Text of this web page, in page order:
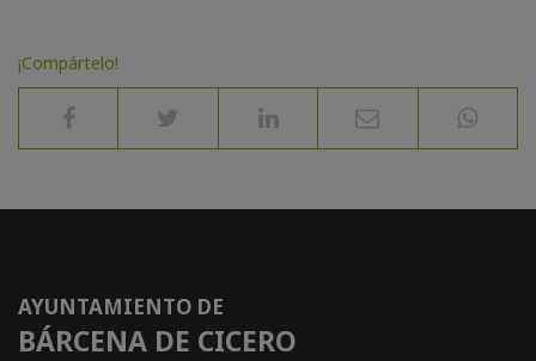
¡Compártelo!
AYUNTAMIENTO DE
BÁRCENA DE CICERO